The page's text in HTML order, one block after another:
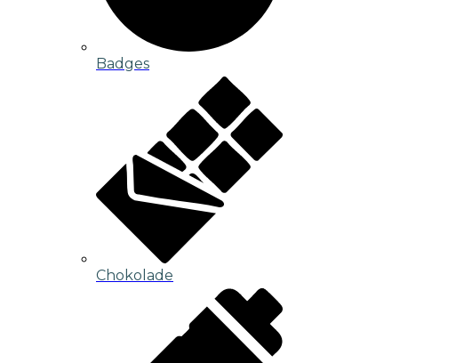
Badges
Chokolade